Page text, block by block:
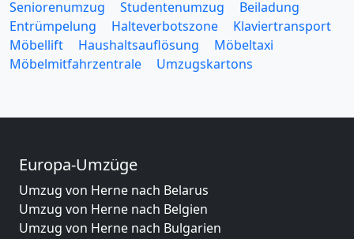
Seniorenumzug
Studentenumzug
Beiladung
Entrümpelung
Halteverbotszone
Klaviertransport
Möbellift
Haushaltsauflösung
Möbeltaxi
Möbelmitfahrzentrale
Umzugskartons
Europa-Umzüge
Umzug von Herne nach Belarus
Umzug von Herne nach Belgien
Umzug von Herne nach Bulgarien